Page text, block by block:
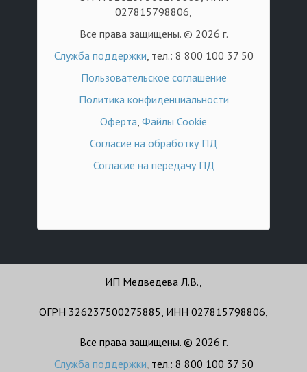
027815798806,
Все права защищены. © 2026 г.
Служба поддержки, тел.: 8 800 100 37 50
Пользовательское соглашение
Политика конфиденциальности
Оферта, Файлы Cookie
Согласие на обработку ПД
Согласие на передачу ПД
ИП Медведева Л.В.,
ОГРН 326237500275885, ИНН 027815798806,
Все права защищены. © 2026 г.
Служба поддержки, тел.: 8 800 100 37 50